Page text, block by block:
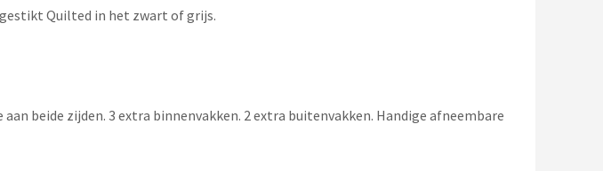
Quilted in het zwart of grijs.
beide zijden. 3 extra binnenvakken. 2 extra buitenvakken. Handige afneembare